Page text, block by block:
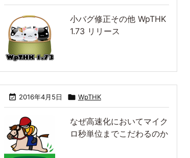
小バグ修正その他 WpTHK
1.73 リリース
 2016年4月5日  WpTHK
なぜ高速化においてマイク
ロ秒単位までこだわるのか